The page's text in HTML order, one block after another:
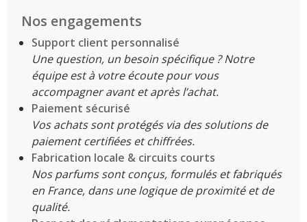
Nos engagements
Support client personnalisé
Une question, un besoin spécifique ? Notre
équipe est à votre écoute pour vous
accompagner avant et après l’achat.
Paiement sécurisé
Vos achats sont protégés via des solutions de
paiement certifiées et chiffrées.
Fabrication locale & circuits courts
Nos parfums sont conçus, formulés et fabriqués
en France, dans une logique de proximité et de
qualité.